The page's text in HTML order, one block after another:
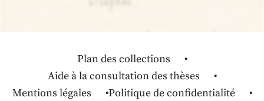
Plan des collections
Aide à la consultation des thèses
Mentions légales
Politique de confidentialité